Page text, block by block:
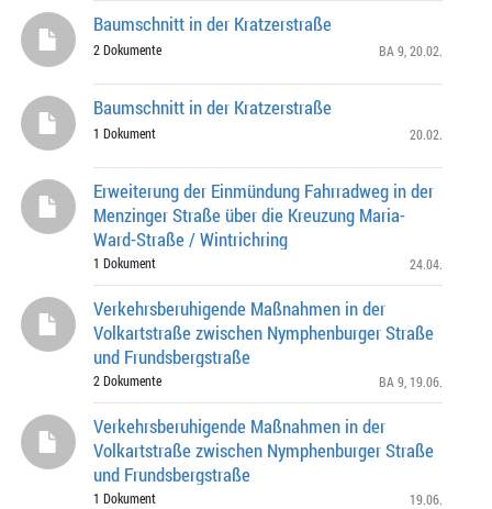
Baumschnitt in der Kratzerstraße
2 Dokumente BA 9 , 20.02.
Baumschnitt in der Kratzerstraße
1 Dokument 20.02.
Erweiterung der Einmündung Fahrradweg in der
Menzinger Straße über die Kreuzung Maria-
Ward-Straße / Wintrichring
1 Dokument 24.04.
Verkehrsberuhigende Maßnahmen in der
Volkartstraße zwischen Nymphenburger Straße
und Frundsbergstraße
2 Dokumente BA 9 , 19.06.
Verkehrsberuhigende Maßnahmen in der
Volkartstraße zwischen Nymphenburger Straße
und Frundsbergstraße
1 Dokument 19.06.